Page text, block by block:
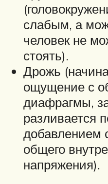
слабым, а
человек не
стоять).
Дрожь
ощущение с
диафрагмы,
разливается
добавлением
общего
напряжения).